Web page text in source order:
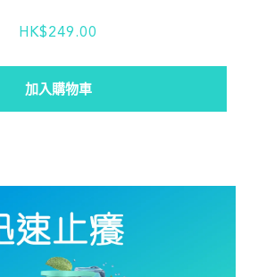
HK$249.00